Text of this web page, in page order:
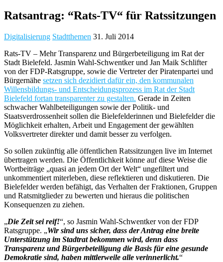
Ratsantrag: “Rats-TV“ für Ratssitzungen
Digitalisierung Stadtthemen 31. Juli 2014
Rats-TV – Mehr Transparenz und Bürgerbeteiligung im Rat der
Stadt Bielefeld. Jasmin Wahl-Schwentker und Jan Maik Schlifter
von der FDP-Ratsgruppe, sowie die Vertreter der Piratenpartei und
Bürgernähe setzen sich dezidiert dafür ein, den kommunalen
Willensbildungs- und Entscheidungsprozess im Rat der Stadt
Bielefeld fortan transparenter zu gestalten. Gerade in Zeiten
schwacher Wahlbeteiligungen sowie der Politik- und
Staatsverdrossenheit sollen die Bielefelderinnen und Bielefelder die
Möglichkeit erhalten, Arbeit und Engagement der gewählten
Volksvertreter direkter und damit besser zu verfolgen.
So sollen zukünftig alle öffentlichen Ratssitzungen live im Internet
übertragen werden. Die Öffentlichkeit könne auf diese Weise die
Wortbeiträge „quasi an jedem Ort der Welt“ ungefiltert und
unkommentiert miterleben, diese reflektieren und diskutieren. Die
Bielefelder werden befähigt, das Verhalten der Fraktionen, Gruppen
und Ratsmitglieder zu bewerten und hieraus die politischen
Konsequenzen zu ziehen.
„Die Zeit sei reif!“, so Jasmin Wahl-Schwentker von der FDP
Ratsgruppe. „Wir sind uns sicher, dass der Antrag eine breite
Unterstützung im Stadtrat bekommen wird, denn dass
Transparenz und Bürgerbeteiligung die Basis für eine gesunde
Demokratie sind, haben mittlerweile alle verinnerlicht.“